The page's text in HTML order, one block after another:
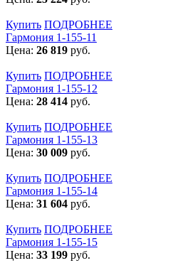
Купить ПОДРОБНЕЕ
Гармония 1-155-11
Цена: 26 819 руб.
Купить ПОДРОБНЕЕ
Гармония 1-155-12
Цена: 28 414 руб.
Купить ПОДРОБНЕЕ
Гармония 1-155-13
Цена: 30 009 руб.
Купить ПОДРОБНЕЕ
Гармония 1-155-14
Цена: 31 604 руб.
Купить ПОДРОБНЕЕ
Гармония 1-155-15
Цена: 33 199 руб.